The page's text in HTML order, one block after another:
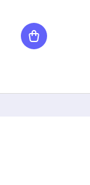
Nákupní
košík